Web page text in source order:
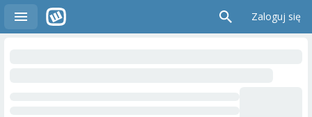
Zaloguj się